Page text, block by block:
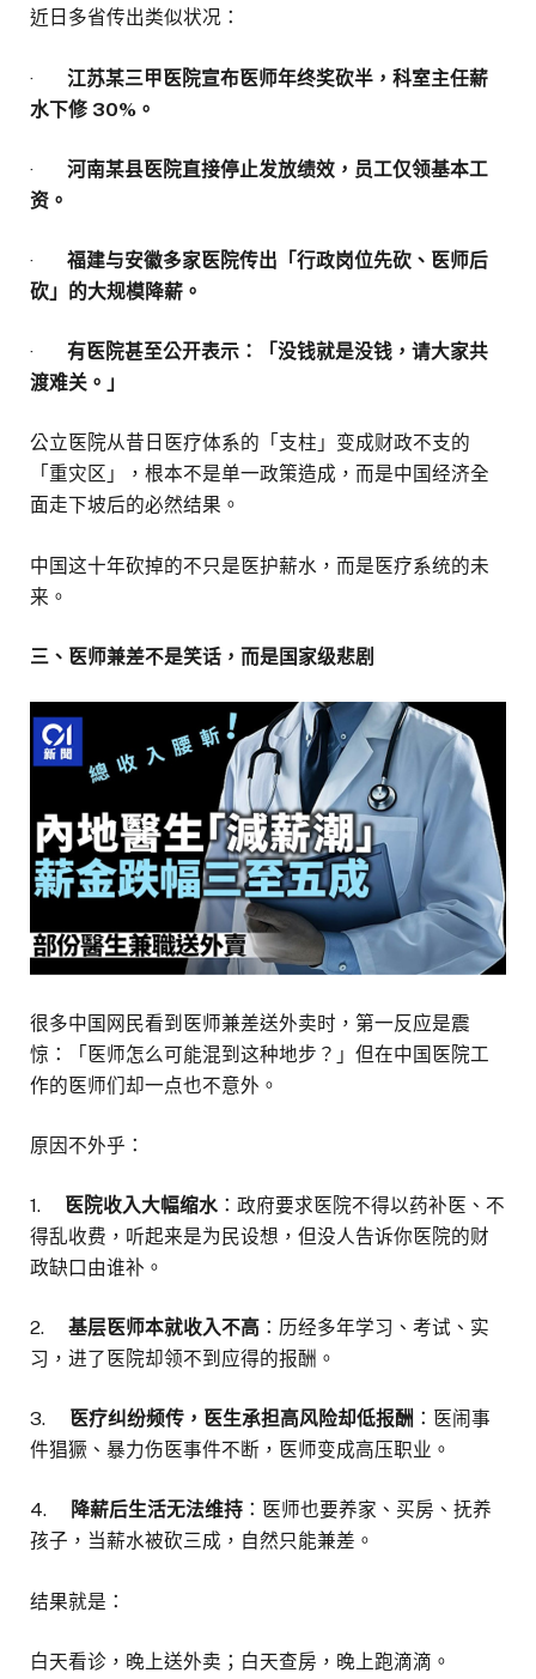
近日多省传出类似状况：
· 江苏某三甲医院宣布医师年终奖砍半，科室主任薪
水下修 30%。
· 河南某县医院直接停止发放绩效，员工仅领基本工
资。
· 福建与安徽多家医院传出「行政岗位先砍、医师后
砍」的大规模降薪。
· 有医院甚至公开表示：「没钱就是没钱，请大家共
渡难关。」
公立医院从昔日医疗体系的「支柱」变成财政不支的
「重灾区」，根本不是单一政策造成，而是中国经济全
面走下坡后的必然结果。
中国这十年砍掉的不只是医护薪水，而是医疗系统的未
来。
三、医师兼差不是笑话，而是国家级悲剧
很多中国网民看到医师兼差送外卖时，第一反应是震
惊：「医师怎么可能混到这种地步？」但在中国医院工
作的医师们却一点也不意外。
原因不外乎：
1. 医院收入大幅缩水 ：政府要求医院不得以药补医、不
得乱收费，听起来是为民设想，但没人告诉你医院的财
政缺口由谁补。
2. 基层医师本就收入不高 ：历经多年学习、考试、实
习，进了医院却领不到应得的报酬。
3. 医疗纠纷频传，医生承担高风险却低报酬 ：医闹事
件猖獗、暴力伤医事件不断，医师变成高压职业。
4. 降薪后生活无法维持 ：医师也要养家、买房、抚养
孩子，当薪水被砍三成，自然只能兼差。
结果就是：
白天看诊，晚上送外卖；白天查房，晚上跑滴滴。